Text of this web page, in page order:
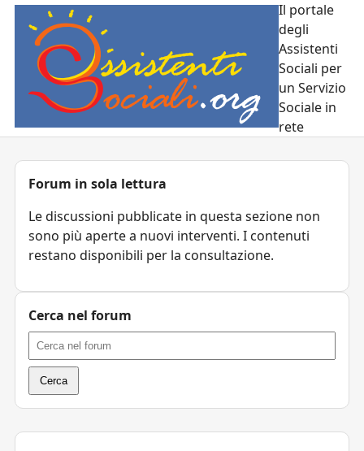
Il portale
degli
Assistenti
Sociali per
un Servizio
Sociale in
rete
Forum in sola lettura
Le discussioni pubblicate in questa sezione non
sono più aperte a nuovi interventi. I contenuti
restano disponibili per la consultazione.
Cerca nel forum
Cerca